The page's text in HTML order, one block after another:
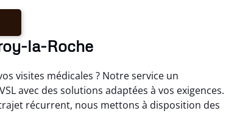
la-Roche
visites médicales ? Notre service un
avec des solutions adaptées à vos exigences.
récurrent, nous mettons à disposition des